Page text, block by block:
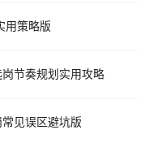
用策略版
节奏规划实用攻略
见误区避坑版